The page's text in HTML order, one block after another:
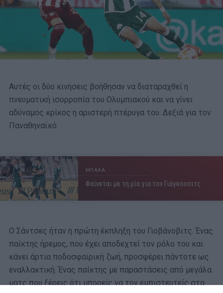
Αυτές οι δύο κινήσεις βοήθησαν να διαταραχθεί η
πνευματική ισορροπία του Ολυμπιακού και να γίνει
αδύναμος κρίκος η αριστερή πτέρυγα του. Δεξιά για τον
Παναθηναϊκό.
ΜΠΑΛΑ
Φαίνεται με τη μία για τον Γιάγκουσιτς
Ο Σάντσες ήταν η πρώτη έκπληξη του Γιοβάνοβιτς. Ένας
παίκτης ήρεμος, που έχει αποδεχτεί τον ρόλο του και
κάνει άρτια ποδοσφαιρική ζωή, προσφέρει πάντοτε ως
εναλλακτική. Ένας παίκτης με παραστάσεις από μεγάλα
ματς που ξέρεις ότι μπορείς να τον εμπιστευτείς στα